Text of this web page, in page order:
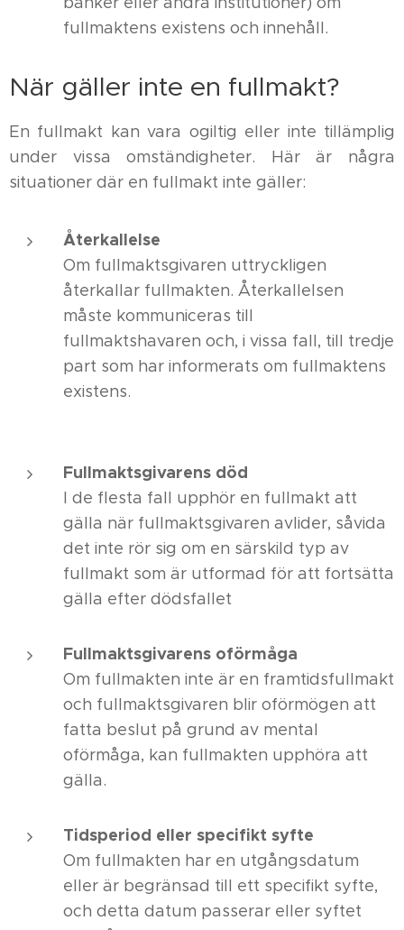
fullmaktens existens och innehåll.
När gäller inte en fullmakt?
En fullmakt kan vara ogiltig eller inte tillämplig
under vissa omständigheter. Här är några
situationer där en fullmakt inte gäller:
Återkallelse
Om fullmaktsgivaren uttryckligen
återkallar fullmakten. Återkallelsen
måste kommuniceras till
fullmaktshavaren och, i vissa fall, till tredje
part som har informerats om fullmaktens
existens.
Fullmaktsgivarens död
I de flesta fall upphör en fullmakt att
gälla när fullmaktsgivaren avlider, såvida
det inte rör sig om en särskild typ av
fullmakt som är utformad för att fortsätta
gälla efter dödsfallet
Fullmaktsgivarens oförmåga
Om fullmakten inte är en framtidsfullmakt
och fullmaktsgivaren blir oförmögen att
fatta beslut på grund av mental
oförmåga, kan fullmakten upphöra att
gälla.
Tidsperiod eller specifikt syfte
Om fullmakten har en utgångsdatum
eller är begränsad till ett specifikt syfte,
och detta datum passerar eller syftet